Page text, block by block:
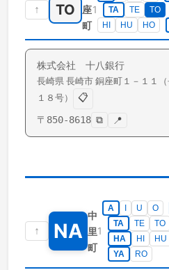
↑ TO
座
町
1
TA
TE TO
HI
HU HO
株式会社 十八銀行
長崎県 長崎市 銅座町 １－１１
１８号）
📋
〒 850-8618 ⧉ 📍
↑ NA
中
里
町
1
A U O
TA
TE TO
HA
HI HU
YA
RO